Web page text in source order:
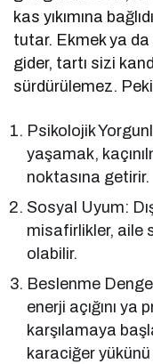
kas yıkımına
tutar. Ekmek ya
gider, tartı sizi
sürdürülemez.
Psikolojik
yaşamak,
noktasına getirir.
Sosyal Uyum:
misafirlikler, aile
olabilir.
Beslenme
enerji açığını
karşılamaya
karaciğer yükünü